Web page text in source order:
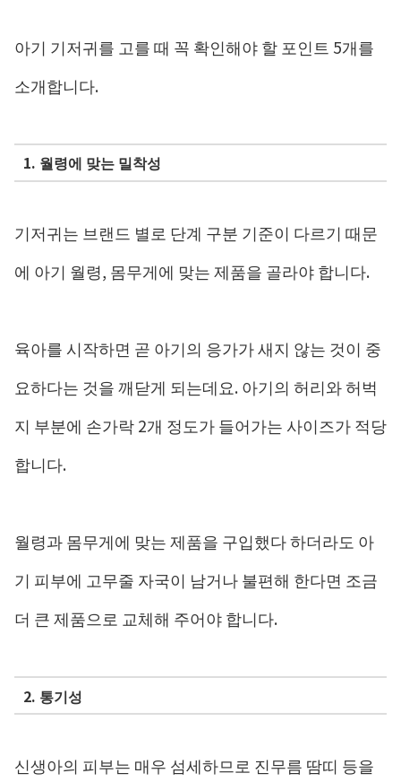
아기 기저귀를 고를 때 꼭 확인해야 할 포인트 5개를
소개합니다.
1. 월령에 맞는 밀착성
기저귀는 브랜드 별로 단계 구분 기준이 다르기 때문
에 아기 월령, 몸무게에 맞는 제품을 골라야 합니다.
육아를 시작하면 곧 아기의 응가가 새지 않는 것이 중
요하다는 것을 깨닫게 되는데요. 아기의 허리와 허벅
지 부분에 손가락 2개 정도가 들어가는 사이즈가 적당
합니다.
월령과 몸무게에 맞는 제품을 구입했다 하더라도 아
기 피부에 고무줄 자국이 남거나 불편해 한다면 조금
더 큰 제품으로 교체해 주어야 합니다.
2. 통기성
신생아의 피부는 매우 섬세하므로 진무름 땀띠 등을